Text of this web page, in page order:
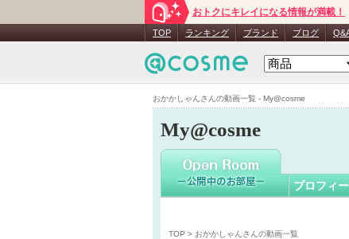
おかかしゃんさんの動画一覧 - My@cosme
おトクにキレイになる情報が満載！
TOP ランキング ブランド ブログ
My@cosme
おかかし
プロフィ
TOP > おかかしゃんさんの動画一覧